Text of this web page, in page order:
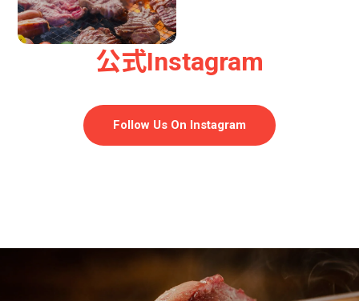
公式Instagram
Follow Us On Instagram